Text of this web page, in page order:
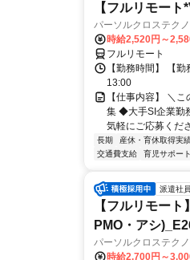
【フルリモー
パーソルクロステク
時給2,520円～
フルリモート
【勤務時間】 【
13:00
【仕事内容】 ＼
集 ◆大手SI企業勤
気軽にご応募くだ
長期 産休・育休取得実
交通費支給
育児サポー
派遣社員
【フルリモー
PMO・アシ
パーソルクロステク
時給2,700円～